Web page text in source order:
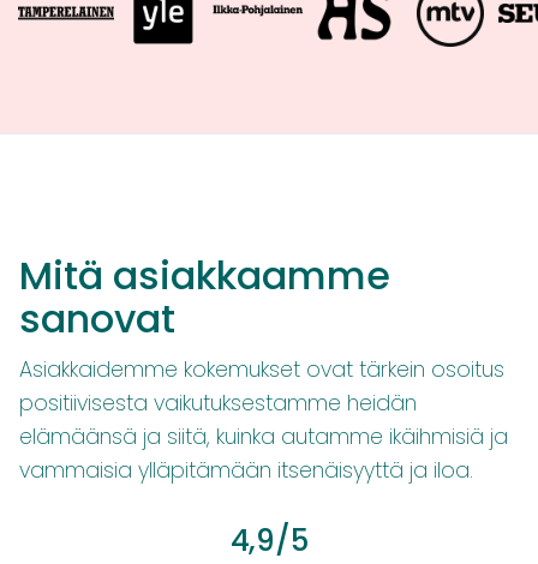
Mitä asiakkaamme
sanovat
Asiakkaidemme kokemukset ovat tärkein osoitus
positiivisesta vaikutuksestamme heidän
elämäänsä ja siitä, kuinka autamme ikäihmisiä ja
vammaisia ylläpitämään itsenäisyyttä ja iloa.
4,9/5